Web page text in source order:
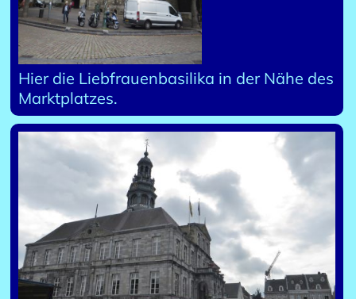
Hier die Liebfrauenbasilika in der Nähe des
Marktplatzes.